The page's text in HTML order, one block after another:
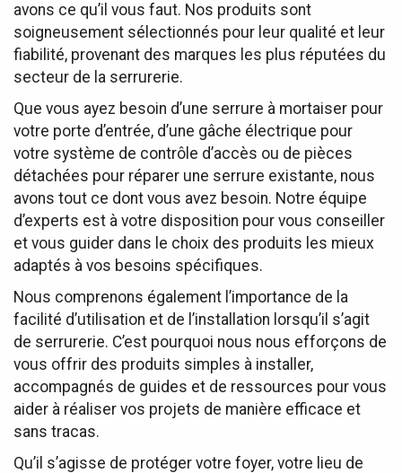
avons ce qu’il vous faut. Nos produits sont
soigneusement sélectionnés pour leur qualité et leur
fiabilité, provenant des marques les plus réputées du
secteur de la serrurerie.
Que vous ayez besoin d’une serrure à mortaiser pour
votre porte d’entrée, d’une gâche électrique pour
votre système de contrôle d’accès ou de pièces
détachées pour réparer une serrure existante, nous
avons tout ce dont vous avez besoin. Notre équipe
d’experts est à votre disposition pour vous conseiller
et vous guider dans le choix des produits les mieux
adaptés à vos besoins spécifiques.
Nous comprenons également l’importance de la
facilité d’utilisation et de l’installation lorsqu’il s’agit
de serrurerie. C’est pourquoi nous nous efforçons de
vous offrir des produits simples à installer,
accompagnés de guides et de ressources pour vous
aider à réaliser vos projets de manière efficace et
sans tracas.
Qu’il s’agisse de protéger votre foyer, votre lieu de